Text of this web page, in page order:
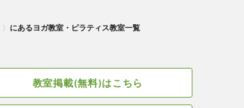
〉 にあるヨガ教室・ピラティス教室一覧
教室掲載(無料)はこちら